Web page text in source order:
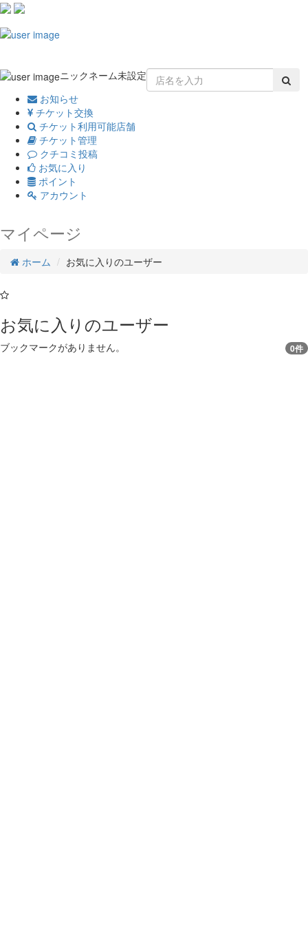
navigation
ニックネーム未設定
お知らせ
チケット交換
チケット利用可能店舗
チケット管理
クチコミ投稿
お気に入り
ポイント
アカウント
マイページ
ホーム お気に入りのユーザー
お気に入りのユーザー
0件
ブックマークがありません。